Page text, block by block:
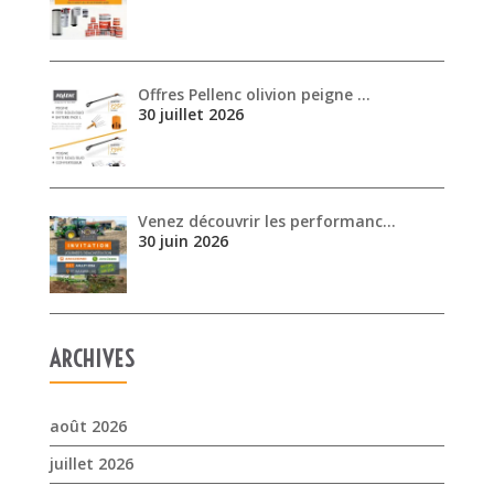
Offres Pellenc olivion peigne …
30 juillet 2026
Venez découvrir les performanc…
30 juin 2026
ARCHIVES
août 2026
juillet 2026